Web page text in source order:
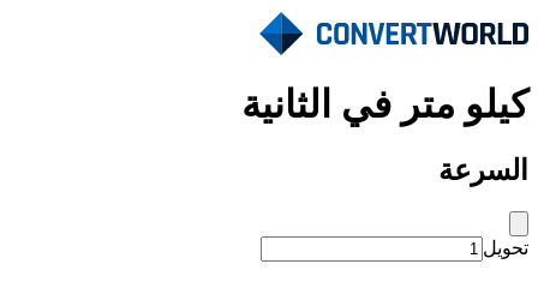
كيلو متر في الثانية
السرعة
تحويل